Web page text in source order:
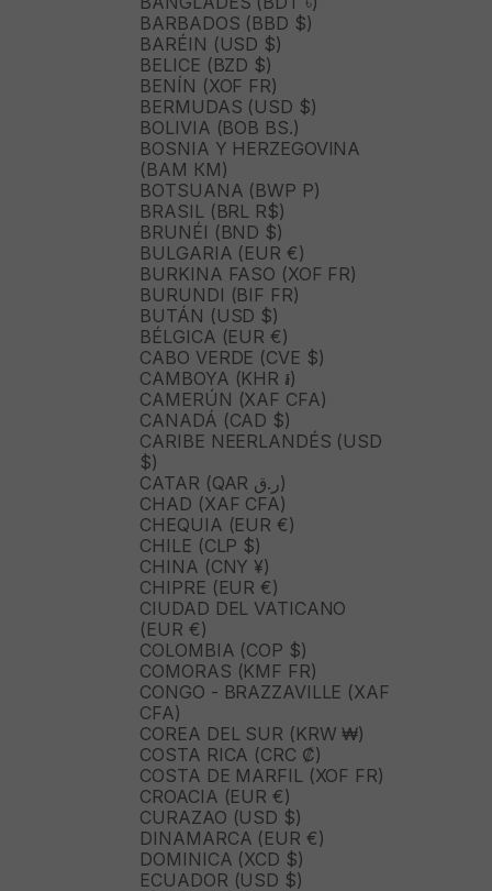
BARBADOS (BBD $)
BARÉIN (USD $)
BELICE (BZD $)
BENÍN (XOF FR)
BERMUDAS (USD $)
BOLIVIA (BOB BS.)
BOSNIA Y HERZEGOVINA
(BAM КМ)
BOTSUANA (BWP P)
BRASIL (BRL R$)
BRUNÉI (BND $)
BULGARIA (EUR €)
BURKINA FASO (XOF FR)
BURUNDI (BIF FR)
BUTÁN (USD $)
BÉLGICA (EUR €)
CABO VERDE (CVE $)
CAMBOYA (KHR ៛)
CAMERÚN (XAF CFA)
CANADÁ (CAD $)
CARIBE NEERLANDÉS (USD
$)
CATAR (QAR ر.ق)
CHAD (XAF CFA)
CHEQUIA (EUR €)
CHILE (CLP $)
CHINA (CNY ¥)
CHIPRE (EUR €)
CIUDAD DEL VATICANO
(EUR €)
COLOMBIA (COP $)
COMORAS (KMF FR)
CONGO - BRAZZAVILLE (XAF
CFA)
COREA DEL SUR (KRW ₩)
COSTA RICA (CRC ₡)
COSTA DE MARFIL (XOF FR)
CROACIA (EUR €)
CURAZAO (USD $)
DINAMARCA (EUR €)
DOMINICA (XCD $)
ECUADOR (USD $)